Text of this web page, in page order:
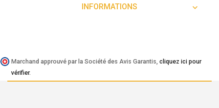
INFORMATIONS 
Marchand approuvé par la Société des Avis Garantis, cliquez ici pour
vérifier.